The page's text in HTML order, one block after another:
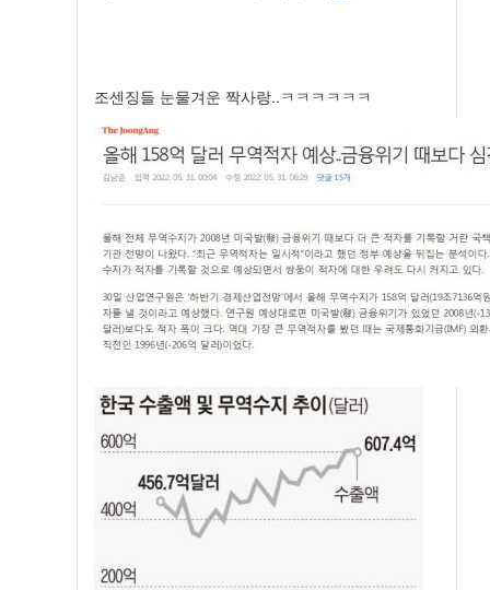
조센징들 눈물겨운 짝사랑..ㅋㅋㅋㅋㅋㅋ